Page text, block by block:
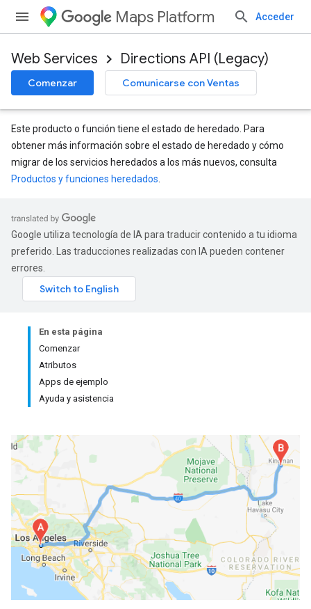
Maps Platform Acceder
Web Services Directions API (Legacy)
Comenzar Comunicarse con Ventas
Este producto o función tiene el estado de heredado. Para
obtener más información sobre el estado de heredado y cómo
migrar de los servicios heredados a los más nuevos, consulta
Productos y funciones heredados
Google utiliza tecnología de IA para traducir contenido a tu idioma
preferido. Las traducciones realizadas con IA pueden contener
errores.
En esta página
Comenzar
Atributos
Apps de ejemplo
Ayuda y asistencia